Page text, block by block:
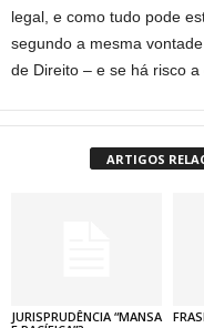
legal, e como tudo pode
segundo a mesma
de Direito – e se há risco
ARTIGOS
JURISPRUDÊNCIA “MANSA